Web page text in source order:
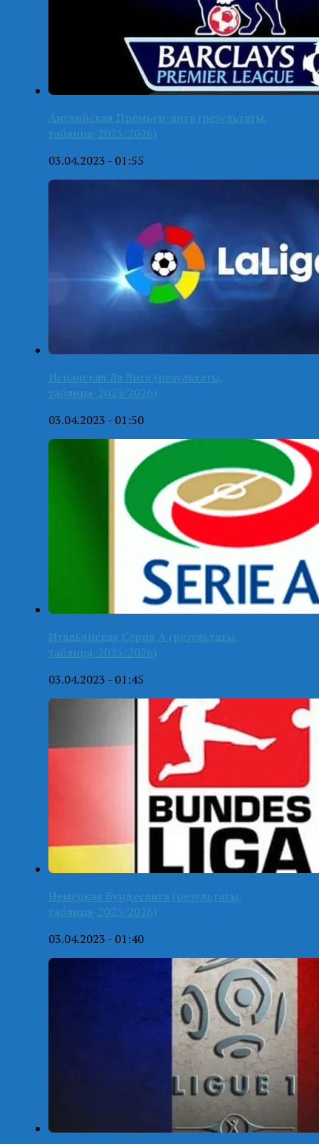
Английская Премьер-лига (результаты,
таблица-2025/2026)
03.04.2023 - 01:55
Испанская Ла Лига (результаты,
таблица-2025/2026)
03.04.2023 - 01:50
Итальянская Серия А (результаты,
таблица-2025/2026)
03.04.2023 - 01:45
Немецкая Бундеслига (результаты,
таблица-2025/2026)
03.04.2023 - 01:40